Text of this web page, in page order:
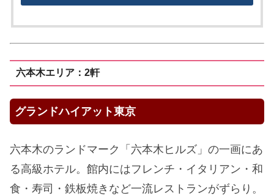
六本木エリア：2軒
グランドハイアット東京
六本木のランドマーク「六本木ヒルズ」の一画にあ
る高級ホテル。館内にはフレンチ・イタリアン・和
食・寿司・鉄板焼きなど一流レストランがずらり。